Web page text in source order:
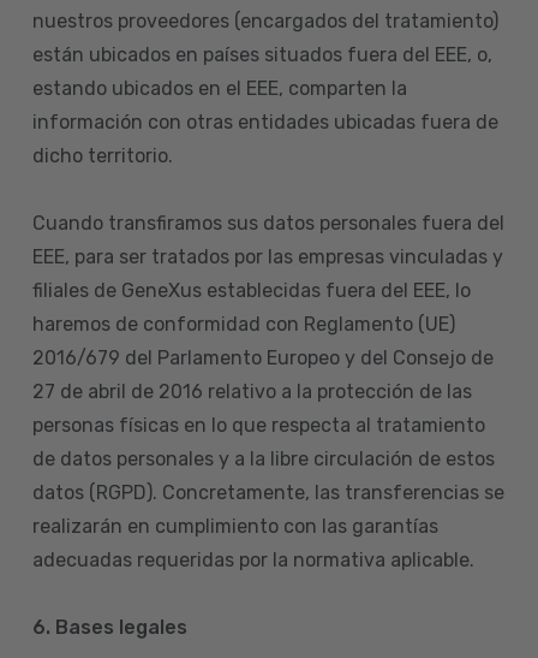
nuestros proveedores (encargados del tratamiento)
están ubicados en países situados fuera del EEE, o,
estando ubicados en el EEE, comparten la
información con otras entidades ubicadas fuera de
dicho territorio.
Cuando transfiramos sus datos personales fuera del
EEE, para ser tratados por las empresas vinculadas y
filiales de GeneXus establecidas fuera del EEE, lo
haremos de conformidad con Reglamento (UE)
2016/679 del Parlamento Europeo y del Consejo de
27 de abril de 2016 relativo a la protección de las
personas físicas en lo que respecta al tratamiento
de datos personales y a la libre circulación de estos
datos (RGPD). Concretamente, las transferencias se
realizarán en cumplimiento con las garantías
adecuadas requeridas por la normativa aplicable.
6. Bases legales